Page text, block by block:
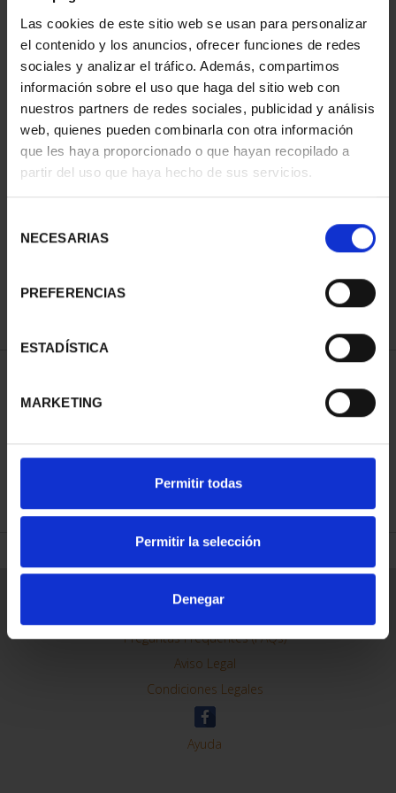
Las cookies de este sitio web se usan para personalizar
el contenido y los anuncios, ofrecer funciones de redes
sociales y analizar el tráfico. Además, compartimos
información sobre el uso que haga del sitio web con
nuestros partners de redes sociales, publicidad y análisis
web, quienes pueden combinarla con otra información
que les haya proporcionado o que hayan recopilado a
partir del uso que haya hecho de sus servicios.
NECESARIAS
PREFERENCIAS
ESTADÍSTICA
MARKETING
Permitir todas
Permitir la selección
Denegar
CAPITALES DE
PROVINCIA COLECCION
3.796,00 €
REFINAR
Información General
Contacto
Preguntas Frequentes (FAQs)
Aviso Legal
Condiciones Legales
Ayuda